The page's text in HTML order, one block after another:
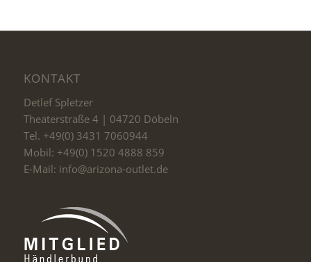
KONTAKT
Detlef Spletzer
Theaterstraße 4 | 04720 Döbeln
Tel. +49(0) 3431 7060944
Mobil: +49(0) 1520 4888 859
E-Mail: info@arizona-outlet.de